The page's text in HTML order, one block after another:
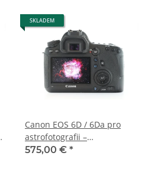
SKLADEM
Canon EOS 6D / 6Da pro
astrofotografii –
astromodifikovaná – 3 roky
575,00 € *